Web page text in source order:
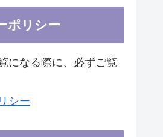
ポリシー
になる際に、必ずご覧
シー